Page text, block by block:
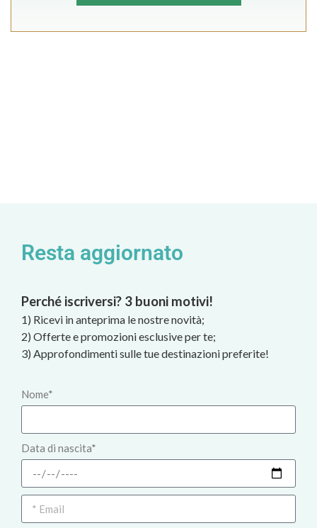
Resta aggiornato
Perché iscriversi? 3 buoni motivi!
1) Ricevi in anteprima le nostre novità;
2) Offerte e promozioni esclusive per te;
3) Approfondimenti sulle tue destinazioni preferite!
Nome*
Data di nascita*